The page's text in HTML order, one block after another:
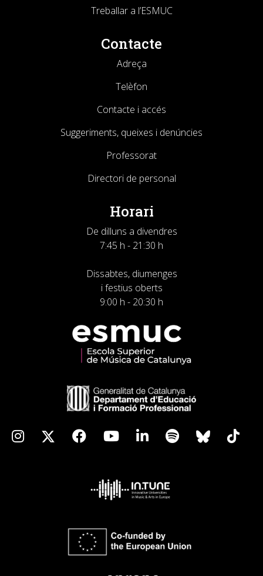
Treballar a l’ESMUC
Contacte
Adreça
Telèfon
Contacte i accés
Suggeriments, queixes i denúncies
Professorat
Directori de personal
Horari
De dilluns a divendres
7:45 h - 21:30 h
Dissabtes, diumenges
i festius oberts
9:00 h - 20:30 h